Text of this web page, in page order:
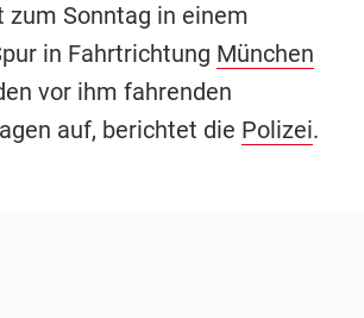
zum Sonntag in einem
in Fahrtrichtung München
vor ihm fahrenden
auf, berichtet die Polizei.